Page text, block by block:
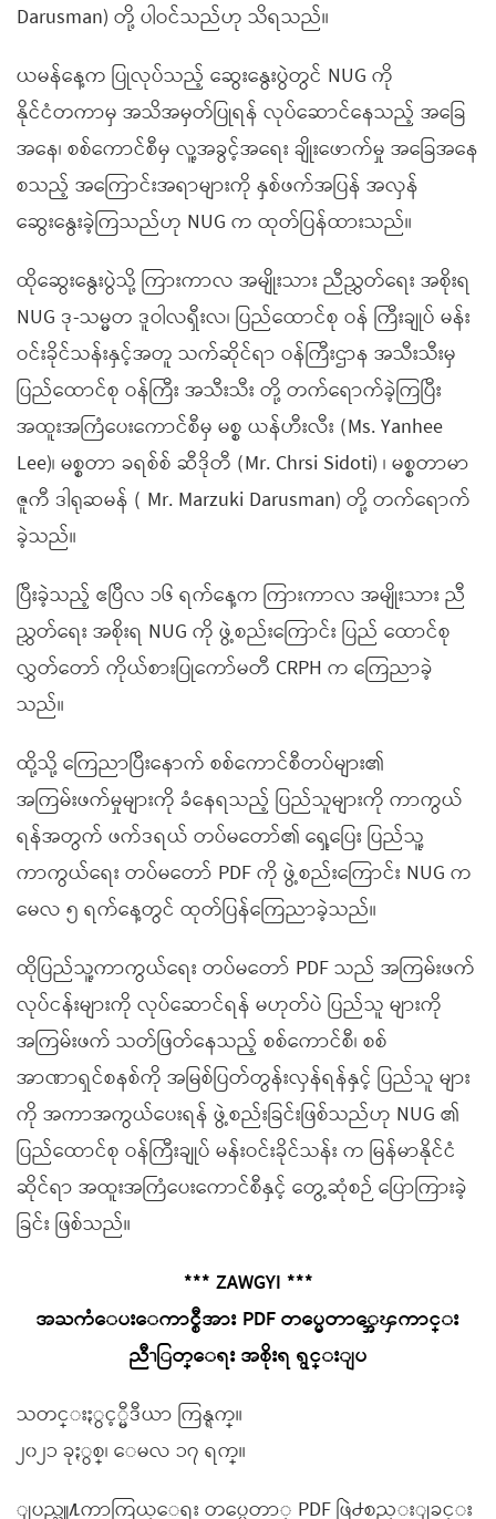
Darusman) တို့ ပါဝင်သည်ဟု သိရသည်။
ယမန်နေ့က ပြုလုပ်သည့် ဆွေးနွေးပွဲတွင် NUG ကို
နိုင်ငံတကာမှ အသိအမှတ်ပြုရန် လုပ်ဆောင်နေသည့် အခြေ
အနေ၊ စစ်ကောင်စီမှ လူ့အခွင့်အရေး ချိုးဖောက်မှု အခြေအနေ
စသည့် အကြောင်းအရာများကို နှစ်ဖက်အပြန် အလှန်
ဆွေးနွေးခဲ့ကြသည်ဟု NUG က ထုတ်ပြန်ထားသည်။
ထိုဆွေးနွေးပွဲသို့ ကြားကာလ အမျိုးသား ညီညွှတ်ရေး အစိုးရ
NUG ဒု-သမ္မတ ဒူဝါလရှီးလ၊ ပြည်ထောင်စု ဝန် ကြီးချုပ် မန်း
ဝင်းခိုင်သန်းနှင့်အတူ သက်ဆိုင်ရာ ဝန်ကြီးဌာန အသီးသီးမှ
ပြည်ထောင်စု ဝန်ကြီး အသီးသီး တို့ တက်ရောက်ခဲ့ကြပြီး
အထူးအကြံပေးကောင်စီမှ မစ္စ ယန်ဟီးလီး (Ms. Yanhee
Lee)၊ မစ္စတာ ခရစ်စ် ဆီဒိုတီ (Mr. Chrsi Sidoti) ၊ မစ္စတာမာ
ဇူကီ ဒါရုဆမန် ( Mr. Marzuki Darusman) တို့ တက်‌ရောက်
ခဲ့သည်။
ပြီးခဲ့သည့် ဧပြီလ ၁၆ ရက်နေ့က ကြားကာလ အမျိုးသား ညီ
ညွှတ်ရေး အစိုးရ NUG ကို ဖွဲ့စည်းကြောင်း ပြည် ထောင်စု
လွှတ်တော် ကိုယ်စားပြုကော်မတီ CRPH က ကြေညာခဲ့
သည်။
ထို့သို့ ကြေညာပြီးနောက် စစ်ကောင်စီတပ်များ၏
အကြမ်းဖက်မှုများကို ခံနေရသည့် ပြည်သူများကို ကာကွယ်
ရန်အတွက် ဖက်ဒရယ် တပ်မတော်၏ ရှေ့ပြေး ပြည်သူ့
ကာကွယ်ရေး တပ်မတော် PDF ကို ဖွဲ့စည်းကြောင်း NUG က
မေလ ၅ ရက်နေ့တွင် ထုတ်ပြန်ကြေညာခဲ့သည်။
ထိုပြည်သူ့ကာကွယ်ရေး တပ်မတော် PDF သည် အကြမ်းဖက်
လုပ်ငန်းများကို လုပ်ဆောင်ရန် မဟုတ်ပဲ ပြည်သူ များကို
အကြမ်းဖက် သတ်ဖြတ်နေသည့် စစ်ကောင်စီ၊ စစ်
အာဏာရှင်စနစ်ကို အမြစ်ပြတ်တွန်းလှန်ရန်နှင့် ပြည်သူ များ
ကို အကာအကွယ်ပေးရန် ဖွဲ့စည်းခြင်းဖြစ်သည်ဟု NUG ၏
ပြည်ထောင်စု ဝန်ကြီးချုပ် မန်းဝင်းခိုင်သန်း က မြန်မာနိုင်ငံ
ဆိုင်ရာ အထူးအကြံပေးကောင်စီနှင့် တွေ့ဆုံစဉ် ပြောကြားခဲ့
ခြင်း ဖြစ်သည်။
*** ZAWGYI ***
အႀကံေပးေကာင္စီအား PDF တပ္မေတာ္အေၾကာင္း
ညီၫြတ္ေရး အစိုးရ ရွင္းျပ
သတင္းႏွင့္မီဒီယာ ကြန္ရက္။
၂၀၂၁ ခုႏွစ္၊ ေမလ ၁၇ ရက္။
ျပည္သူ႔ကာကြယ္ေရး တပ္မေတာ္ PDF ဖြဲ႕စည္းျခင္း